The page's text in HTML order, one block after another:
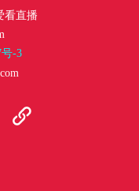
看直播
号-3